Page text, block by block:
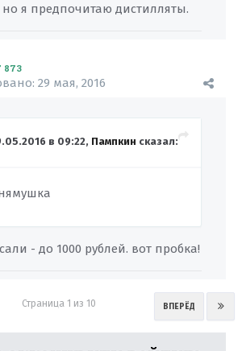
я предпочитаю дистилляты.
873
29 мая, 2016
в 09:22, Пампкин сказал:
- до 1000 рублей. вот пробка!
ВПЕРЁД
Страница 1 из 10